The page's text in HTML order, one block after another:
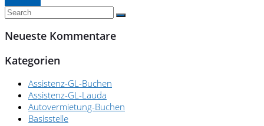
Neueste Kommentare
Kategorien
Assistenz-GL-Buchen
Assistenz-GL-Lauda
Autovermietung-Buchen
Basisstelle